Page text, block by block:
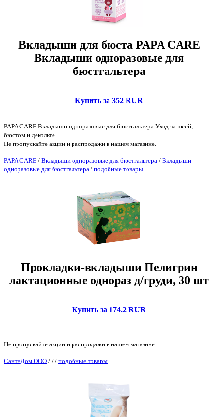
Вкладыши для бюста PAPA CARE
Вкладыши одноразовые для
бюстгальтера
Купить за 352 RUR
PAPA CARE Вкладыши одноразовые для бюстгальтера Уход за шеей,
бюстом и декольте
Не пропускайте акции и распродажи в нашем магазине.
PAPA CARE / Вкладыши одноразовые для бюстгальтера / Вкладыши
одноразовые для бюстгальтера / подобные товары
Прокладки-вкладыши Пелигрин
лактационные однораз д/груди, 30 шт
Купить за 174.2 RUR
Не пропускайте акции и распродажи в нашем магазине.
СантеДом ООО / / / подобные товары